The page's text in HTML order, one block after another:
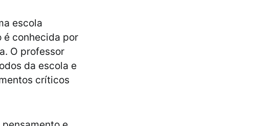
escola
é conhecida por
O professor
da escola e
críticos